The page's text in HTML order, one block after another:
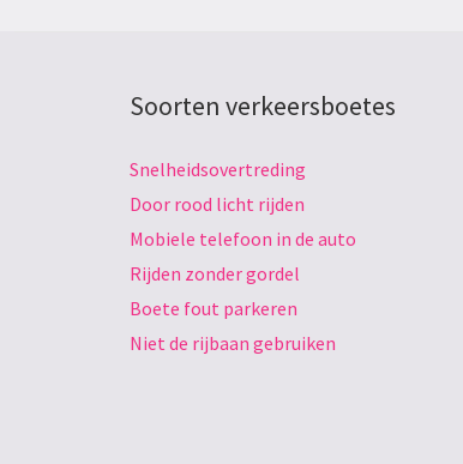
Soorten verkeersboetes
Snelheidsovertreding
Door rood licht rijden
Mobiele telefoon in de auto
Rijden zonder gordel
Boete fout parkeren
Niet de rijbaan gebruiken